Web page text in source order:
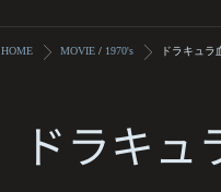
HOME MOVIE / 1970's ドラキュラ
ドラキュ